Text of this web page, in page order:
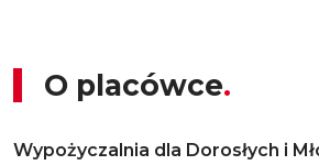
O placówce
Wypożyczalnia dla Dorosłych i